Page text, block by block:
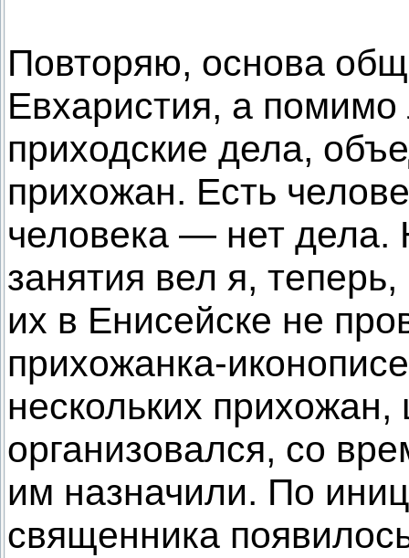
Повторяю, основа
Евхаристия, а
приходские дела,
прихожан. Есть
человека — нет дела.
занятия вел я,
их в Енисейске не
прихожанка-
нескольких
организовался, со
им назначили. По
священника